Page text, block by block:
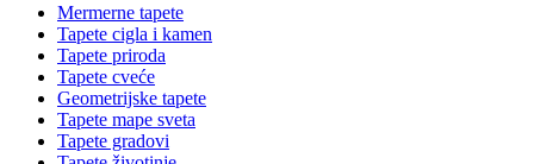
Mermerne tapete
Tapete cigla i kamen
Tapete priroda
Tapete cveće
Geometrijske tapete
Tapete mape sveta
Tapete gradovi